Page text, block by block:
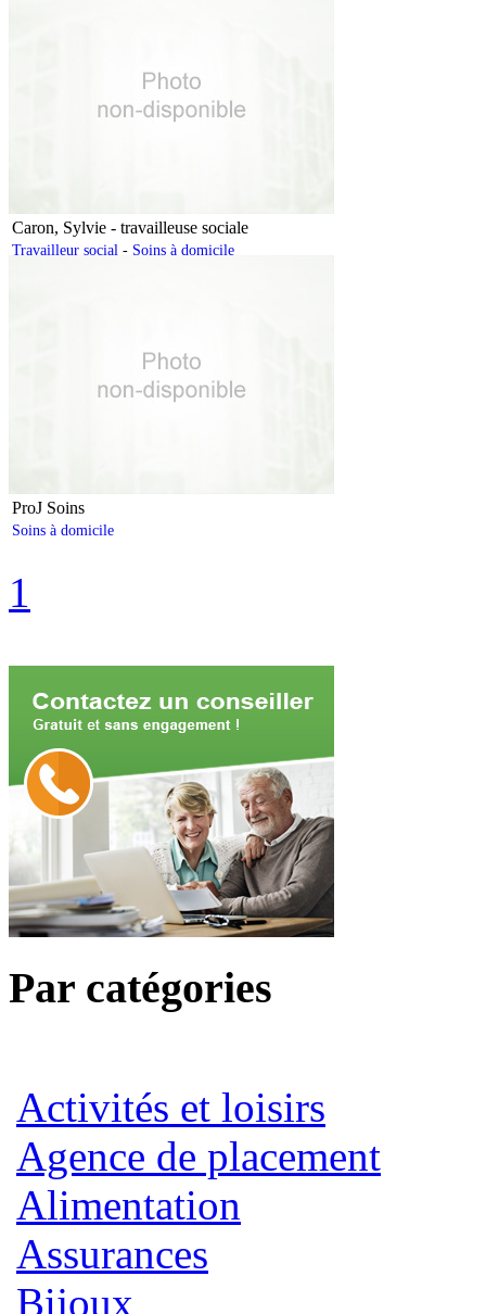
Caron, Sylvie - travailleuse sociale
Travailleur social - Soins à domicile
ProJ Soins
Soins à domicile
1
Par catégories
Activités et loisirs
Agence de placement
Alimentation
Assurances
Bijoux